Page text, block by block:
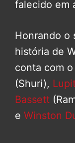
falecido em
Honrando o
história de
conta com
(Shuri),
Bassett
e Winston